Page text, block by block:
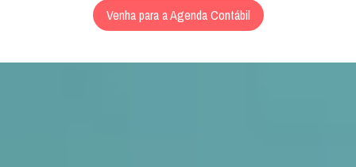
Venha para a Agenda Contábil